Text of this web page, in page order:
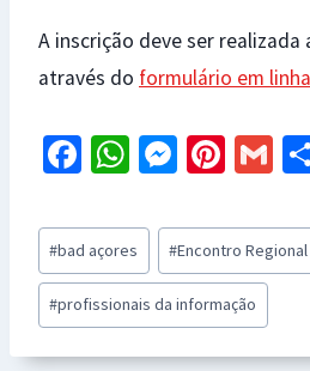
A inscrição deve ser
através do formulário em linha
Fa
b
o
o
k
W
at
sA
p
p
M
se
n
ge
r
Pi
er
es
t
G
ai
l
Post
Tags:
#bad açores #Encontro Regional
#profissionais da informação